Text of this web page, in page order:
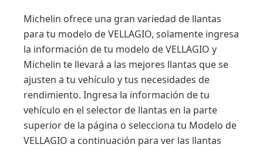
Michelin ofrece una gran variedad de llantas
para tu modelo de VELLAGIO, solamente ingresa
la información de tu modelo de VELLAGIO y
Michelin te llevará a las mejores llantas que se
ajusten a tu vehículo y tus necesidades de
rendimiento. Ingresa la información de tu
vehículo en el selector de llantas en la parte
superior de la página o selecciona tu Modelo de
VELLAGIO a continuación para ver las llantas